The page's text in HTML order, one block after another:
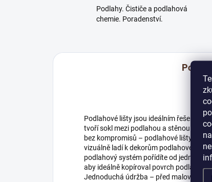
Podlahy. Čističe a podlahová
chemie. Poradenství.
Popis
Podlahové lišty jsou ideálním řešením
tvoří sokl mezi podlahou a stěnou a tak
bez kompromisů – podlahové lišty i
vizuálně ladí k dekorům podlahové
podlahový systém pořídíte od jednoho
aby ideálně kopíroval povrch podlahy i
Jednoduchá údržba – před malováním